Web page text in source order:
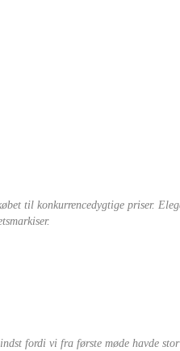
til konkurrencedygtige priser.
fordi vi fra første møde havde